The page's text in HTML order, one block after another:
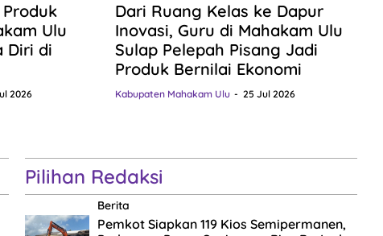
Ulu
Diri di
2026
Dari Ruang Kelas ke Dapur
Inovasi, Guru di Mahakam Ulu
Sulap Pelepah Pisang Jadi
Produk Bernilai Ekonomi
Kabupaten Mahakam Ulu 25 Jul 2026
Pilihan Redaksi
Berita
Pemkot Siapkan 119 Kios Semipermanen,